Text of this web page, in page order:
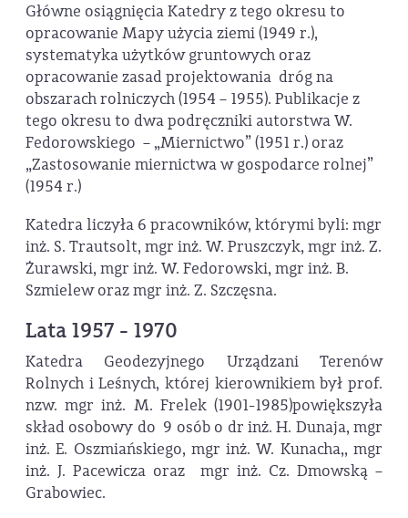
Główne osiągnięcia Katedry z tego okresu to
opracowanie Mapy użycia ziemi (1949 r.),
systematyka użytków gruntowych oraz
opracowanie zasad projektowania dróg na
obszarach rolniczych (1954 – 1955). Publikacje z
tego okresu to dwa podręczniki autorstwa W.
Fedorowskiego – „Miernictwo” (1951 r.) oraz
„Zastosowanie miernictwa w gospodarce rolnej”
(1954 r.)
Katedra liczyła 6 pracowników, którymi byli: mgr
inż. S. Trautsolt, mgr inż. W. Pruszczyk, mgr inż. Z.
Żurawski, mgr inż. W. Fedorowski, mgr inż. B.
Szmielew oraz mgr inż. Z. Szczęsna.
Lata 1957 - 1970
Katedra Geodezyjnego Urządzani Terenów
Rolnych i Leśnych, której kierownikiem był prof.
nzw. mgr inż. M. Frelek (1901-1985)powiększyła
skład osobowy do 9 osób o dr inż. H. Dunaja, mgr
inż. E. Oszmiańskiego, mgr inż. W. Kunacha,, mgr
inż. J. Pacewicza oraz mgr inż. Cz. Dmowską –
Grabowiec.